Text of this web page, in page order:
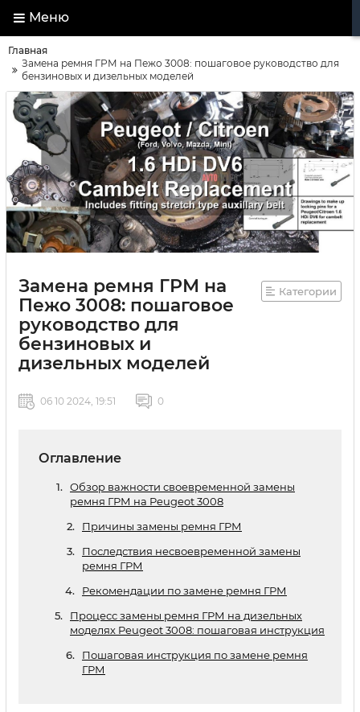
Меню
Главная
Замена ремня ГРМ на Пежо 3008: пошаговое руководство для
бензиновых и дизельных моделей
Замена ремня ГРМ на
Пежо 3008: пошаговое
руководство для
бензиновых и
дизельных моделей
Категории
06 10 2024, 19:51 0
Оглавление
Обзор важности своевременной замены
ремня ГРМ на Peugeot 3008
Причины замены ремня ГРМ
Последствия несвоевременной замены
ремня ГРМ
Рекомендации по замене ремня ГРМ
Процесс замены ремня ГРМ на дизельных
моделях Peugeot 3008: пошаговая инструкция
Пошаговая инструкция по замене ремня
ГРМ